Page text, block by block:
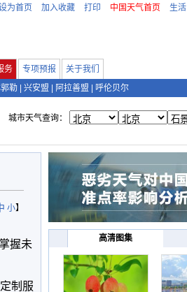
为首页 加入收藏 打印 中国天气首页 生活
务 专项预报
关于我们
勒 兴安盟 阿拉善盟 呼伦贝尔
城市天气查询：
小】
握未
制服
高清图集